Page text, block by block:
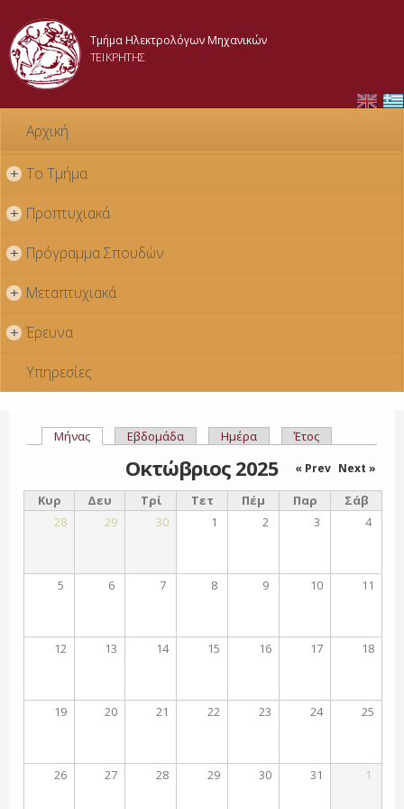
κυρίως
Τμήμα Ηλεκτρολόγων Μηχανικών
ΤΕΙ ΚΡΗΤΗΣ
Αρχική
+ Το Τμήμα
+ Προπτυχιακά
+ Πρόγραμμα Σπουδών
+ Μεταπτυχιακά
+ Έρευνα
Υπηρεσίες
Πρωτεύουσες καρτέλες
Μήνας(ενεργή καρτέλα)
Εβδομάδα Ημέρα Έτος
Οκτώβριος 2025 « Prev Next »
Κυρ Δευ Τρί Τετ Πέμ Παρ
Σάβ
28
29 30 1 2 3 4
5 6 7 8 9 10 11
12 13 14 15 16 17 18
19 20 21 22 23 24 25
26 27 28 29 30 31 1